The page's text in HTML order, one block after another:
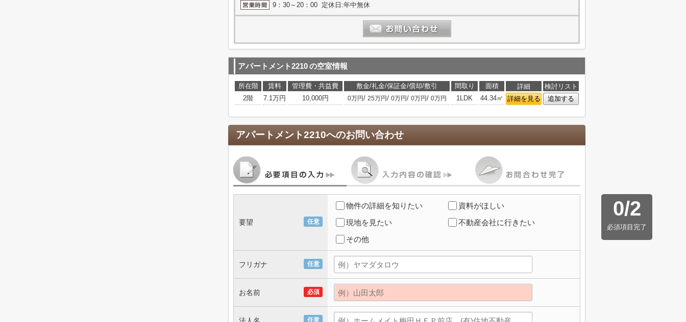
9：30～20：00 定休日:年中無休
アパートメント2210の空室情報
所在階 賃料 管理費・共益費 敷金/礼金/保証金/償却/敷引 間取り 面積 詳細
検討リスト
2階
7.1万円 10,000円 0万円/ 25万円/ 0万円/ 0万円/ 0万円 1LDK 44.34㎡ 詳細を見る 追加する
アパートメント2210へのお問い合わせ
0/2
必須項目完了
任意
要望
物件の詳細を知りたい
資料がほしい
現地を見たい
不動産会社に行きたい
その他
任意
フリガナ
必須
お名前
任意